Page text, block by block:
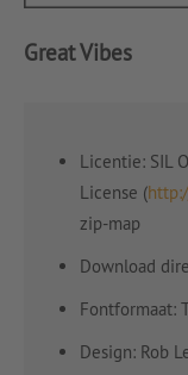
Great Vibes
Licentie: SIL
License (
zip-map
Download
Fontformaat:
Design: Rob